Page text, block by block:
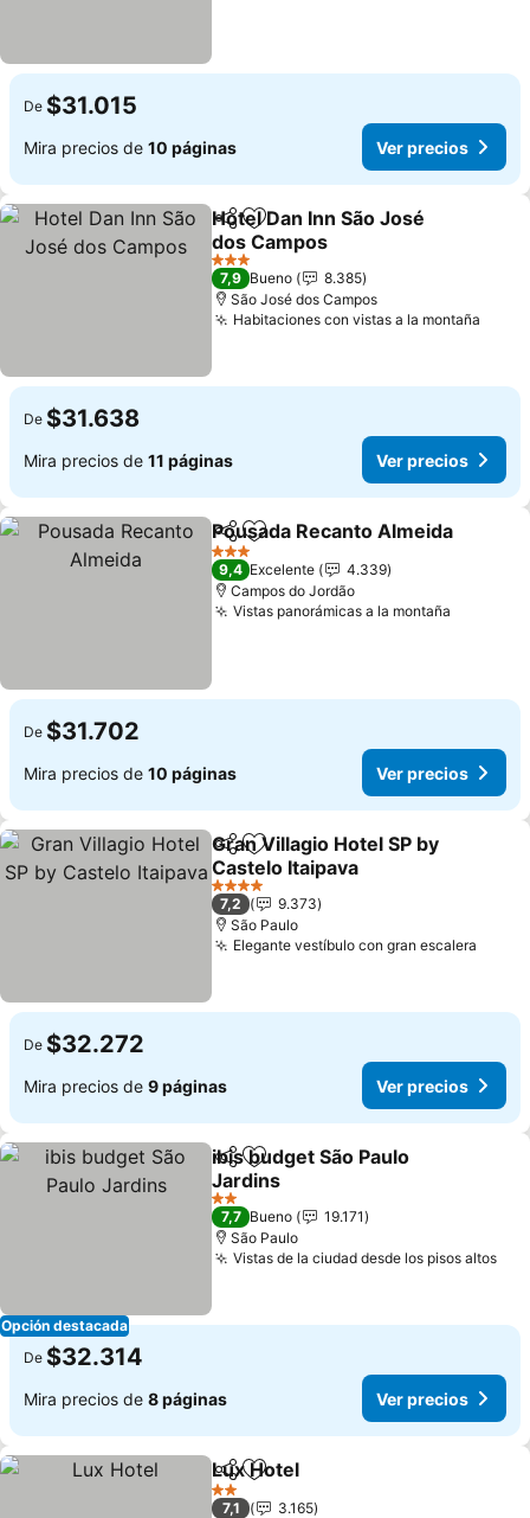
De $31.015
Mira precios de 10 páginas Ver precios
CompartirAgregar a favoritos
Hotel Dan Inn São José
dos Campos
3 Estrellas
7,9 Bueno
8.385
São José dos Campos
Habitaciones con vistas a la montaña
De $31.638
Mira precios de 11 páginas Ver precios
CompartirAgregar a favoritos
Pousada Recanto Almeida
3 Estrellas
9,4 Excelente
4.339
Campos do Jordão
Vistas panorámicas a la montaña
De $31.702
Mira precios de 10 páginas Ver precios
CompartirAgregar a favoritos
Gran Villagio Hotel SP by
Castelo Itaipava
4 Estrellas
7,2
9.373
São Paulo
Elegante vestíbulo con gran escalera
De $32.272
Mira precios de 9 páginas Ver precios
Opción destacada
CompartirAgregar a favoritos
ibis budget São Paulo
Jardins
2 Estrellas
7,7 Bueno
19.171
São Paulo
Vistas de la ciudad desde los pisos altos
De $32.314
Mira precios de 8 páginas Ver precios
CompartirAgregar a favoritos
Lux Hotel
2 Estrellas
7,1
3.165